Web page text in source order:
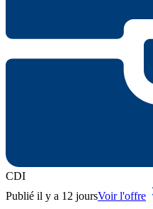
CDI
Publié il y a 12 joursVoir l'offre